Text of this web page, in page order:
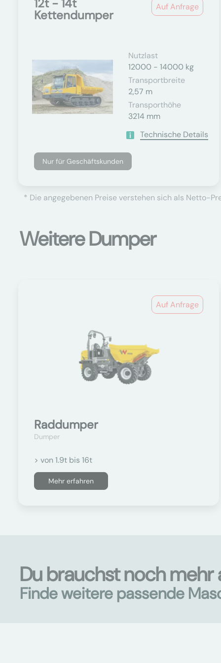
Auf Anfrage
12t - 14t
Kettendumper
Nutzlast
12000 - 14000 kg
Transportbreite
2,57 m
Transporthöhe
3214 mm
Technische Details
Nur für Geschäftskunden
* Die angegebenen Preise verstehen sich als Netto-
Weitere Dumper
Auf Anfrage
Raddumper
Dumper
> von 1.9t bis 16t
Mehr erfahren
Du brauchst noch mehr
Finde weitere passende